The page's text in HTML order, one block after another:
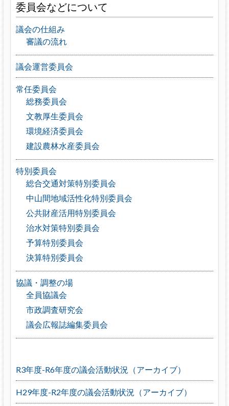
委員会などについて
議会の仕組み
審議の流れ
議会運営委員会
常任委員会
総務委員会
文教厚生委員会
環境経済委員会
建設農林水産委員会
特別委員会
総合交通対策特別委員会
中山間地域活性化特別委員会
公共財産活用特別委員会
治水対策特別委員会
予算特別委員会
決算特別委員会
協議・調整の場
全員協議会
市政調査研究会
議会広報誌編集委員会
R3年度-R6年度の議会活動状況（アーカイブ）
H29年度-R2年度の議会活動状況（アーカイブ）